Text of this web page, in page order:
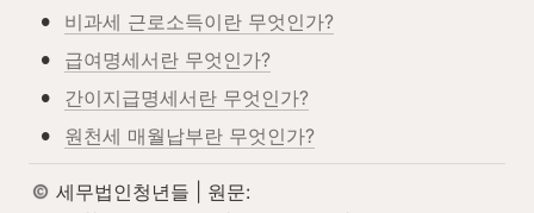
• 비과세 근로소득이란 무엇인가?
• 급여명세서란 무엇인가?
• 간이지급명세서란 무엇인가?
• 원천세 매월납부란 무엇인가?